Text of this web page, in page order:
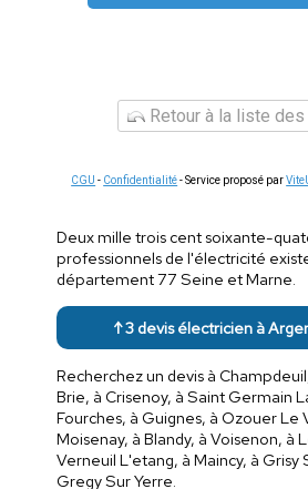
Retour à la liste
CGU - Confidentialité- Service proposé par
Deux mille trois cent soixante-
professionnels de l'électricité
département 77 Seine et Marne.
↑ 3 devis électricien à
Recherchez un devis à
Brie, à Crisenoy, à Saint Germain
Fourches, à Guignes, à Ozouer Le
Moisenay, à Blandy, à Voisenon, à
Verneuil L'etang, à Maincy, à Grisy
Gregy Sur Yerre.